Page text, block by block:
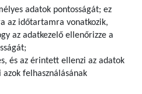
adatok pontosságát; ez
az időtartamra vonatkozik,
az adatkezelő ellenőrizze a
és az érintett ellenzi az adatok
felhasználásának